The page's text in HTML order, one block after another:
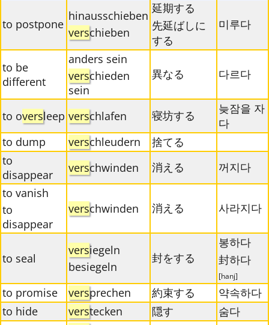
to postpone
hinausschieben
verschieben
延期する
先延ばしに
する
미루다
to be
different
anders sein
verschieden
sein
異なる 다르다
to oversleep verschlafen 寝坊する
늦잠을 자
다
to dump
verschleudern
捨てる
to
disappear
verschwinden 消える
꺼지다
to vanish
to
disappear
verschwinden 消える 사라지다
to seal
versiegeln
besiegeln
封をする
봉하다
封하다
[hanj]
to promise versprechen 約束する
약속하다
to hide
verstecken 隠す
숨다